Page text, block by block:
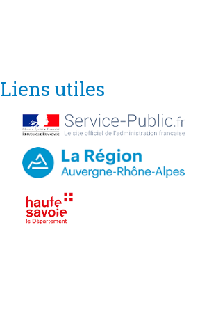
Liens utiles